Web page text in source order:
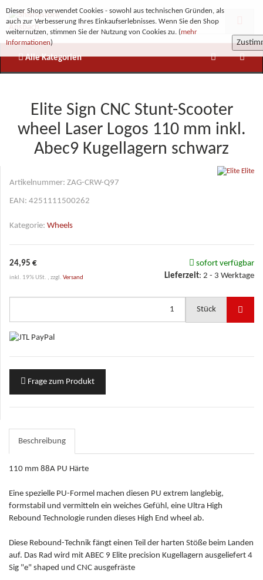
Alle Kategorien
Elite Sign CNC Stunt-Scooter
wheel Laser Logos 110 mm inkl.
Abec9 Kugellagern schwarz
Elite
Artikelnummer: ZAG-CRW-Q97
EAN: 4251111500262
Kategorie: Wheels
24,95 €
inkl. 19% USt. , zzgl. Versand
sofort verfügbar
Lieferzeit: 2 - 3 Werktage
Stück
Frage zum Produkt
Beschreibung
110 mm 88A PU Härte
Eine spezielle PU-Formel machen diesen PU extrem langlebig,
formstabil und vermitteln ein weiches Gefühl, eine Ultra High
Rebound Technologie runden dieses High End wheel ab.
Diese Rebound-Technik fängt einen Teil der harten Stöße beim Landen
auf. Das Rad wird mit ABEC 9 Elite precision Kugellagern ausgeliefert 4
Sig "e" shaped und CNC ausgefräste
Dieser Shop verwendet Cookies - sowohl aus technischen Gründen, als
auch zur Verbesserung Ihres Einkaufserlebnisses. Wenn Sie den Shop
weiternutzen, stimmen Sie der Nutzung von Cookies zu. (mehr
Informationen)